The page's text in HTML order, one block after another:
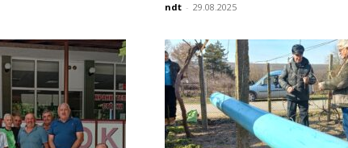
ndt - 29.08.2025